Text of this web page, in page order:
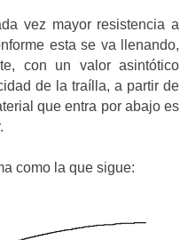
vez mayor resistencia a
esta se va llenando,
con un valor asintótico
de la traílla, a partir de
que entra por abajo es
como la que sigue: